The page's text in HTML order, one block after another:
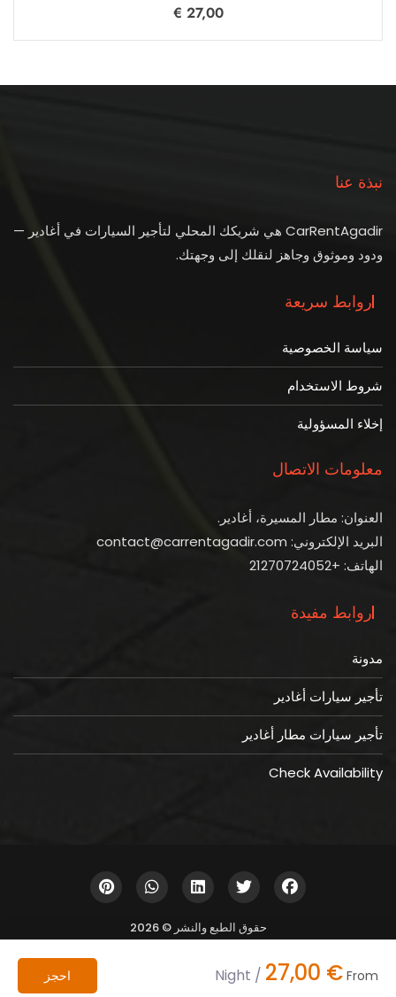
تم التقييم
5.00
€ 27,00
From
€
/ Night احجز
نبذة عنا
CarRentAgadir هي شريكك المحلي لتأجير السيارات في أغادير —
ودود وموثوق وجاهز لنقلك إلى وجهتك.
روابط سريعة
سياسة الخصوصية
شروط الاستخدام
إخلاء المسؤولية
معلومات الاتصال
العنوان: مطار المسيرة، أغادير.
البريد الإلكتروني: contact@carrentagadir.com
الهاتف: +21270724052
روابط مفيدة
مدونة
تأجير سيارات أغادير
تأجير سيارات مطار أغادير
Check Availability
حقوق الطبع والنشر © 2026